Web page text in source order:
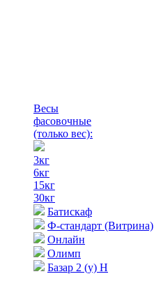
Весы
фасовочные
(только вес):
3кг
6кг
15кг
30кг
Батискаф
Ф-стандарт (Витрина)
Онлайн
Олимп
Базар 2 (у) Н